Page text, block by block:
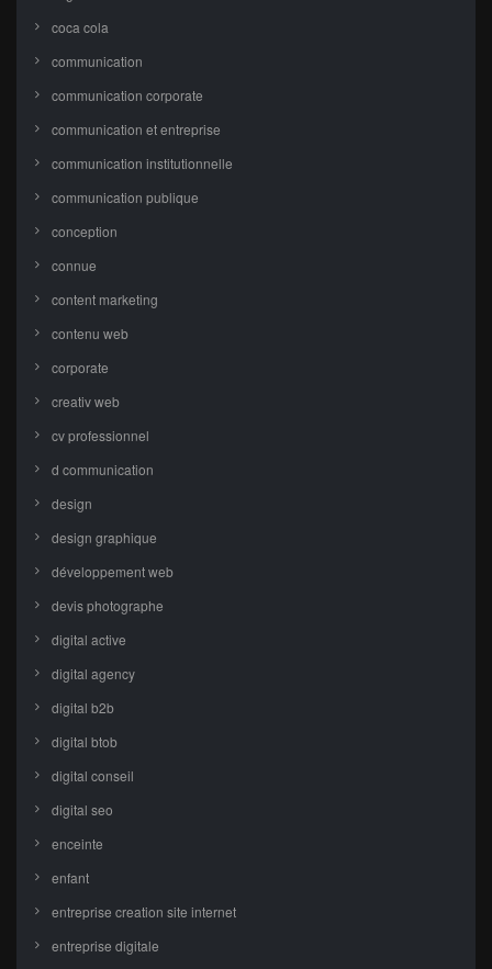
coca cola
communication
communication corporate
communication et entreprise
communication institutionnelle
communication publique
conception
connue
content marketing
contenu web
corporate
creativ web
cv professionnel
d communication
design
design graphique
développement web
devis photographe
digital active
digital agency
digital b2b
digital btob
digital conseil
digital seo
enceinte
enfant
entreprise creation site internet
entreprise digitale